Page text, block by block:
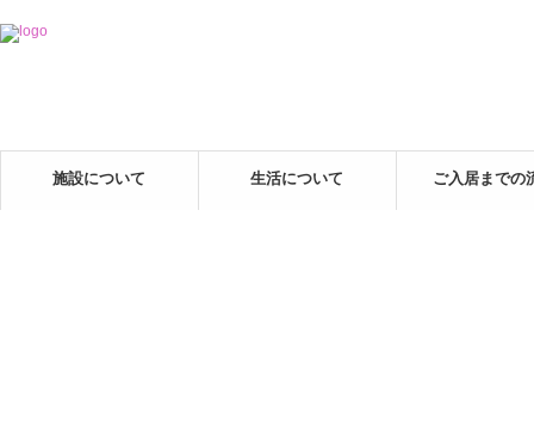
施設について 生活について ご入居までの